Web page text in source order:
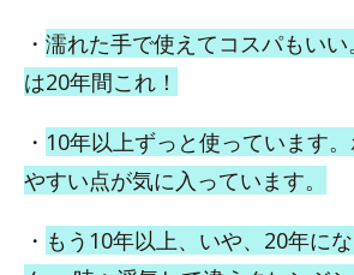
・ 濡れた手で使えてコスパもい
は20年間これ！
・ 10年以上ずっと使っています
やすい点が気に入っています。
・ もう10年以上、いや、20年に